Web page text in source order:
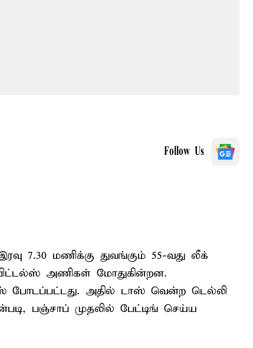
Follow Us
7.30 மணிக்கு துவங்கும் 55-வது லீக்
அணிகள் மோதுகின்றன.
போடப்பட்டது. அதில் டாஸ் வென்ற டெல்லி
பஞ்சாப் முதலில் பேட்டிங் செய்ய